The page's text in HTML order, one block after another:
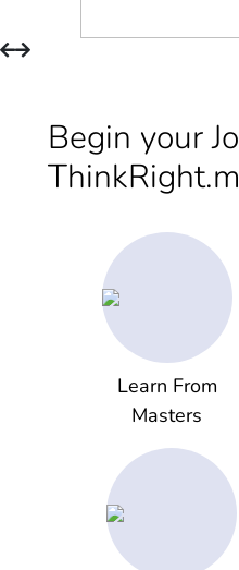
Begin your
Learn From
Masters